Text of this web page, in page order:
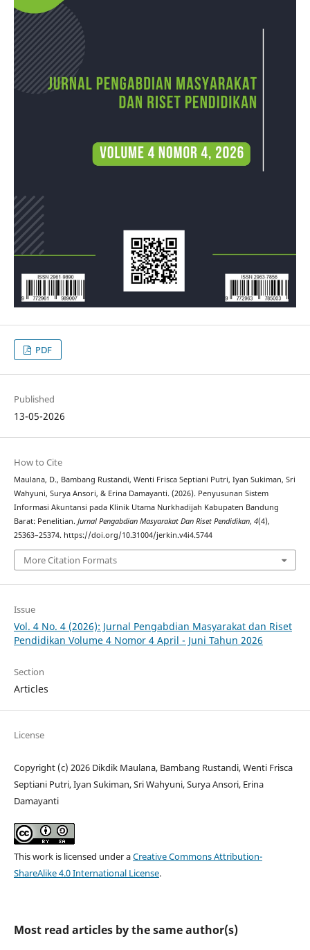
PDF
Published
13-05-2026
How to Cite
Maulana, D., Bambang Rustandi, Wenti Frisca Septiani Putri, Iyan Sukiman, Sri
Wahyuni, Surya Ansori, & Erina Damayanti. (2026). Penyusunan Sistem
Informasi Akuntansi pada Klinik Utama Nurkhadijah Kabupaten Bandung
Barat: Penelitian. Jurnal Pengabdian Masyarakat Dan Riset Pendidikan, 4(4),
25363–25374. https://doi.org/10.31004/jerkin.v4i4.5744
More Citation Formats
Issue
Vol. 4 No. 4 (2026): Jurnal Pengabdian Masyarakat dan Riset
Pendidikan Volume 4 Nomor 4 April - Juni Tahun 2026
Section
Articles
License
Copyright (c) 2026 Dikdik Maulana, Bambang Rustandi, Wenti Frisca
Septiani Putri, Iyan Sukiman, Sri Wahyuni, Surya Ansori, Erina
Damayanti
This work is licensed under aCreative Commons Attribution-
ShareAlike 4.0 International License.
Most read articles by the same author(s)